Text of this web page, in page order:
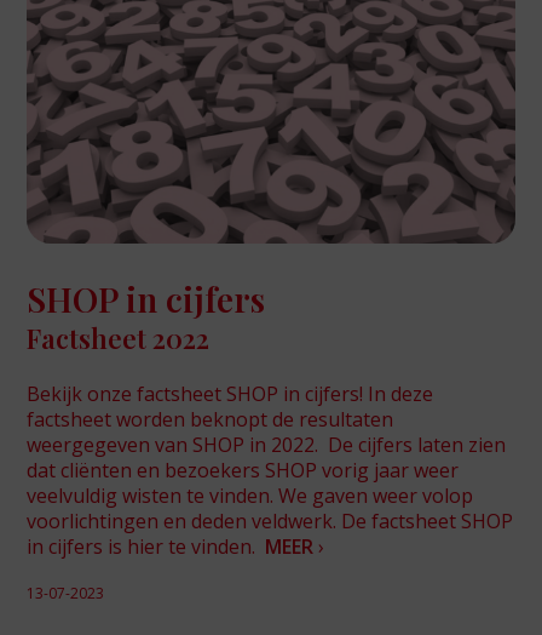
SHOP in cijfers
Factsheet 2022
Bekijk onze factsheet SHOP in cijfers! In deze
factsheet worden beknopt de resultaten
weergegeven van SHOP in 2022. De cijfers laten zien
dat cliënten en bezoekers SHOP vorig jaar weer
veelvuldig wisten te vinden. We gaven weer volop
voorlichtingen en deden veldwerk. De factsheet SHOP
in cijfers is hier te vinden. MEER ›
13-07-2023